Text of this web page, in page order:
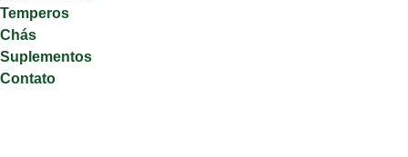
Temperos
Chás
Suplementos
Contato